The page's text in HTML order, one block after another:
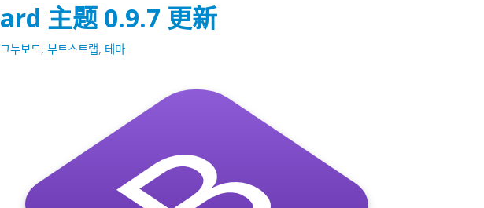
반복 업무를 줄여주는 자동화·매크로 프로그램을 개발해드립니다
반복 업무를 줄여주는 자동화·매크로 프로그램을 개발해드립니다
主题 0.9.7 更新
그누보드, 부트스트랩, 테마